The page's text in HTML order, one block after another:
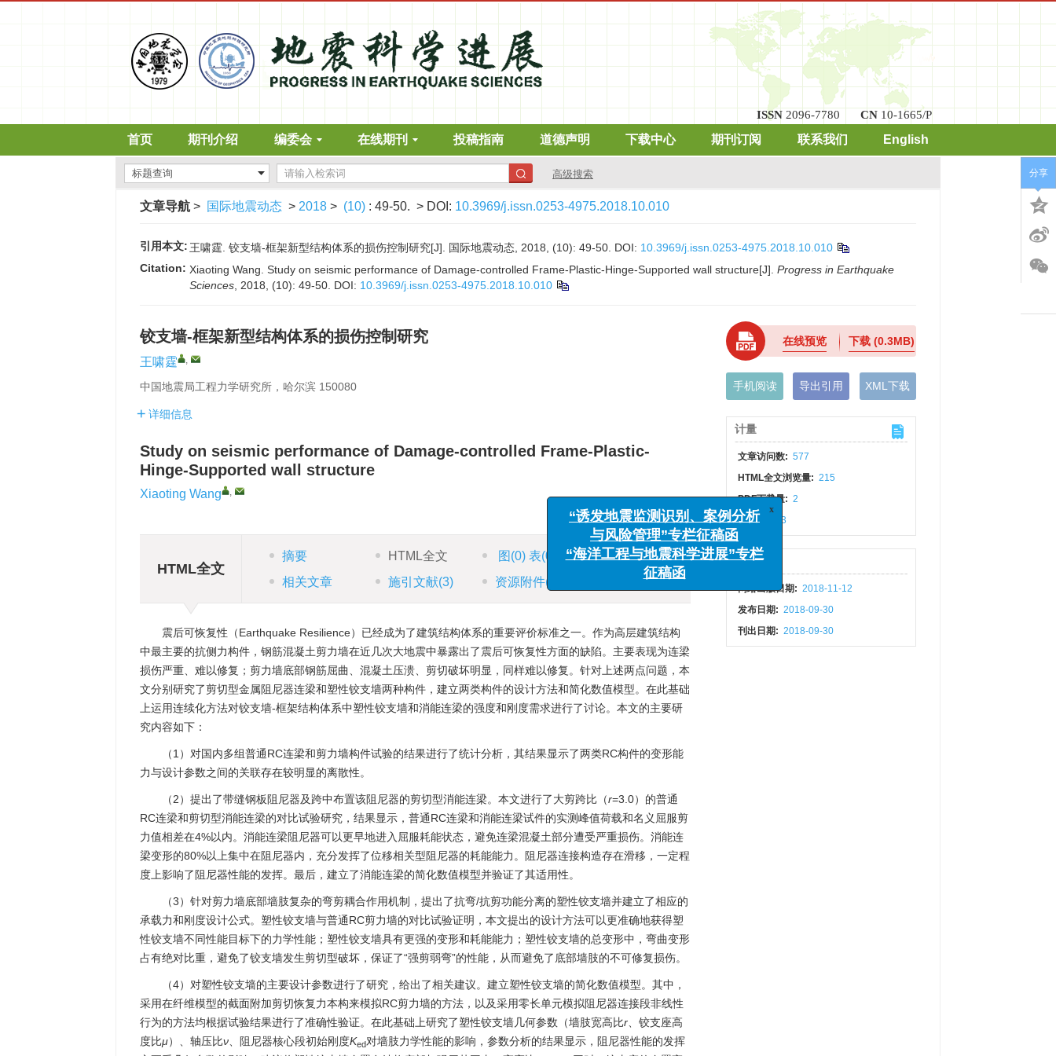
ISSN 2096-7780 CN 10-1665/P
首页 期刊介绍 编委会 在线期刊 投稿指南 道德声明 下载中心 期刊订阅 联系我们 English
高级搜索
文章导航 > 国际地震动态 > 2018 > (10) : 49-50. > DOI: 10.3969/j.issn.0253-4975.2018.10.010
引用本文: 王啸霆. 铰支墙-框架新型结构体系的损伤控制研究[J]. 国际地震动态, 2018, (10): 49-50. DOI: 10.3969/j.issn.0253-4975.2018.10.010
Citation: Xiaoting Wang. Study on seismic performance of Damage-controlled Frame-Plastic-Hinge-Supported wall structure[J]. Progress in Earthquake
Sciences , 2018, (10): 49-50. DOI: 10.3969/j.issn.0253-4975.2018.10.010
铰支墙-框架新型结构体系的损伤控制研究
王啸霆 ,
中国地震局工程力学研究所，哈尔滨 150080
详细信息
Study on seismic performance of Damage-controlled Frame-Plastic-
Hinge-Supported wall structure
Xiaoting Wang ,
HTML全文
摘要 HTML全文 图 (0)表(0) 参考文献(0)
相关文章
施引文献(3) 资源附件(0)
震后可恢复性（Earthquake Resilience）已经成为了建筑结构体系的重要评价标准之一。作为高层建筑结构
中最主要的抗侧力构件，钢筋混凝土剪力墙在近几次大地震中暴露出了震后可恢复性方面的缺陷。主要表现为连梁
损伤严重、难以修复；剪力墙底部钢筋屈曲、混凝土压溃、剪切破坏明显，同样难以修复。针对上述两点问题，本
文分别研究了剪切型金属阻尼器连梁和塑性铰支墙两种构件，建立两类构件的设计方法和简化数值模型。在此基础
上运用连续化方法对铰支墙-框架结构体系中塑性铰支墙和消能连梁的强度和刚度需求进行了讨论。本文的主要研
究内容如下：
（1）对国内多组普通RC连梁和剪力墙构件试验的结果进行了统计分析，其结果显示了两类RC构件的变形能
力与设计参数之间的关联存在较明显的离散性。
（2）提出了带缝钢板阻尼器及跨中布置该阻尼器的剪切型消能连梁。本文进行了大剪跨比（r=3.0）的普通
RC连梁和剪切型消能连梁的对比试验研究，结果显示，普通RC连梁和消能连梁试件的实测峰值荷载和名义屈服剪
力值相差在4%以内。消能连梁阻尼器可以更早地进入屈服耗能状态，避免连梁混凝土部分遭受严重损伤。消能连
梁变形的80%以上集中在阻尼器内，充分发挥了位移相关型阻尼器的耗能能力。阻尼器连接构造存在滑移，一定程
度上影响了阻尼器性能的发挥。最后，建立了消能连梁的简化数值模型并验证了其适用性。
（3）针对剪力墙底部墙肢复杂的弯剪耦合作用机制，提出了抗弯/抗剪功能分离的塑性铰支墙并建立了相应的
承载力和刚度设计公式。塑性铰支墙与普通RC剪力墙的对比试验证明，本文提出的设计方法可以更准确地获得塑
性铰支墙不同性能目标下的力学性能；塑性铰支墙具有更强的变形和耗能能力；塑性铰支墙的总变形中，弯曲变形
占有绝对比重，避免了铰支墙发生剪切型破坏，保证了“强剪弱弯”的性能，从而避免了底部墙肢的不可修复损伤。
（4）对塑性铰支墙的主要设计参数进行了研究，给出了相关建议。建立塑性铰支墙的简化数值模型。其中，
采用在纤维模型的截面附加剪切恢复力本构来模拟RC剪力墙的方法，以及采用零长单元模拟阻尼器连接段非线性
行为的方法均根据试验结果进行了准确性验证。在此基础上研究了塑性铰支墙几何参数（墙肢宽高比r 、铰支座高
度比μ）、轴压比ν 、阻尼器核心段初始刚度Ked对墙肢力学性能的影响，参数分析的结果显示，阻尼器性能的发挥
在线预览 下载(0.3MB)
手机阅读 导出引用 XML下载
计量
文章访问数: 577
HTML全文浏览量: 215
PDF下载量: 2
被引次数:
3
出版历程
网络出版日期: 2018-11-12
发布日期: 2018-09-30
刊出日期: 2018-09-30
分享
x
“诱发地震监测识别、案例分析
与风险管理”专栏征稿函
“海洋工程与地震科学进展”专栏
征稿函